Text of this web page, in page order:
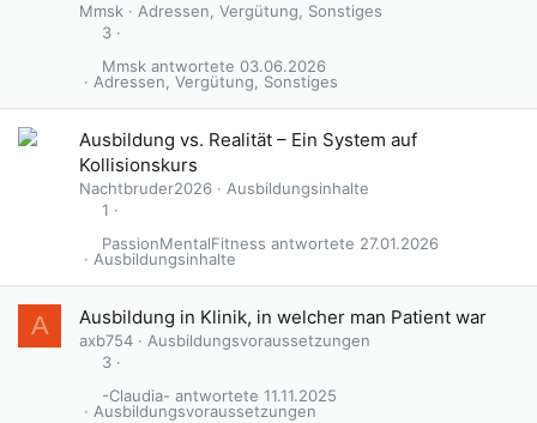
Mmsk
Adressen, Vergütung, Sonstiges
3
Adressen, Vergütung, Sonstiges
03.06.2026
Mmsk
Ausbildung vs. Realität – Ein System auf
Kollisionskurs
Nachtbruder2026
Ausbildungsinhalte
1
Ausbildungsinhalte
27.01.2026
PassionMentalFitness
A Ausbildung in Klinik, in welcher man Patient war
axb754
Ausbildungsvoraussetzungen
3
Ausbildungsvoraussetzungen
11.11.2025
-Claudia-